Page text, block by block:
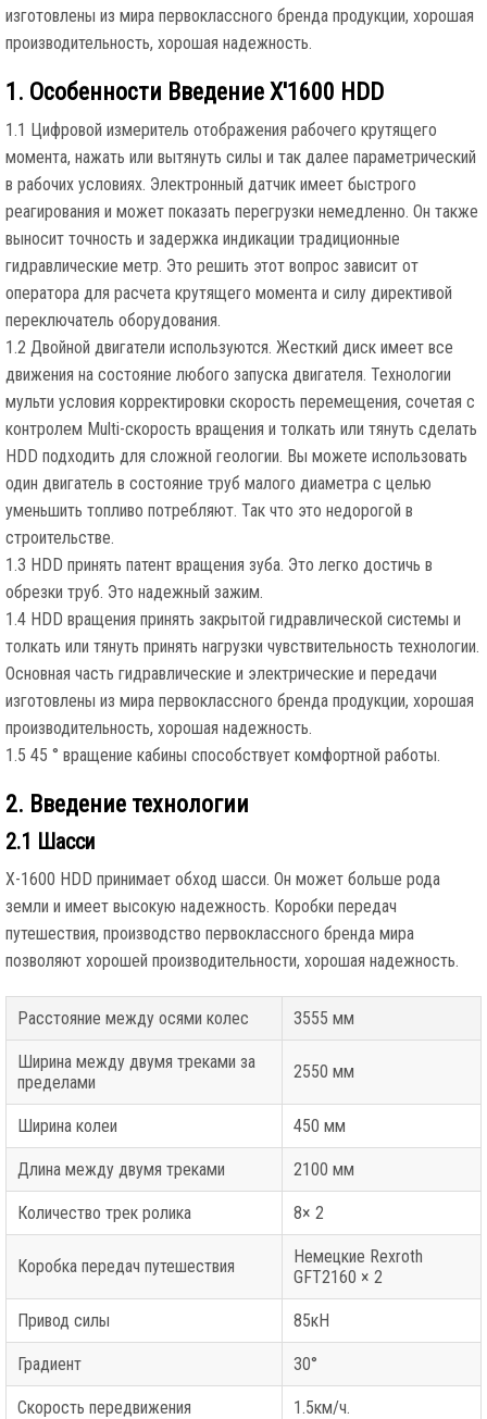
изготовлены из мира первоклассного бренда продукции, хорошая
производительность, хорошая надежность.
1. Особенности Введение X'1600 HDD
1.1 Цифровой измеритель отображения рабочего крутящего
момента, нажать или вытянуть силы и так далее параметрический
в рабочих условиях. Электронный датчик имеет быстрого
реагирования и может показать перегрузки немедленно. Он также
выносит точность и задержка индикации традиционные
гидравлические метр. Это решить этот вопрос зависит от
оператора для расчета крутящего момента и силу директивой
переключатель оборудования.
1.2 Двойной двигатели используются. Жесткий диск имеет все
движения на состояние любого запуска двигателя. Технологии
мульти условия корректировки скорость перемещения, сочетая с
контролем Multi-скорость вращения и толкать или тянуть сделать
HDD подходить для сложной геологии. Вы можете использовать
один двигатель в состояние труб малого диаметра с целью
уменьшить топливо потребляют. Так что это недорогой в
строительстве.
1.3 HDD принять патент вращения зуба. Это легко достичь в
обрезки труб. Это надежный зажим.
1.4 HDD вращения принять закрытой гидравлической системы и
толкать или тянуть принять нагрузки чувствительность технологии.
Основная часть гидравлические и электрические и передачи
изготовлены из мира первоклассного бренда продукции, хорошая
производительность, хорошая надежность.
1.5 45 ° вращение кабины способствует комфортной работы.
2. Введение технологии
2.1 Шасси
Х-1600 HDD принимает обход шасси. Он может больше рода
земли и имеет высокую надежность. Коробки передач
путешествия, производство первоклассного бренда мира
позволяют хорошей производительности, хорошая надежность.
Расстояние между осями колес 3555 мм
Ширина между двумя треками за
пределами
2550 мм
Ширина колеи 450 мм
Длина между двумя треками 2100 мм
Количество трек ролика 8× 2
Коробка передач путешествия
Немецкие Rexroth
GFT2160 × 2
Привод силы 85кН
Градиент 30°
Скорость передвижения 1.5км/ч.